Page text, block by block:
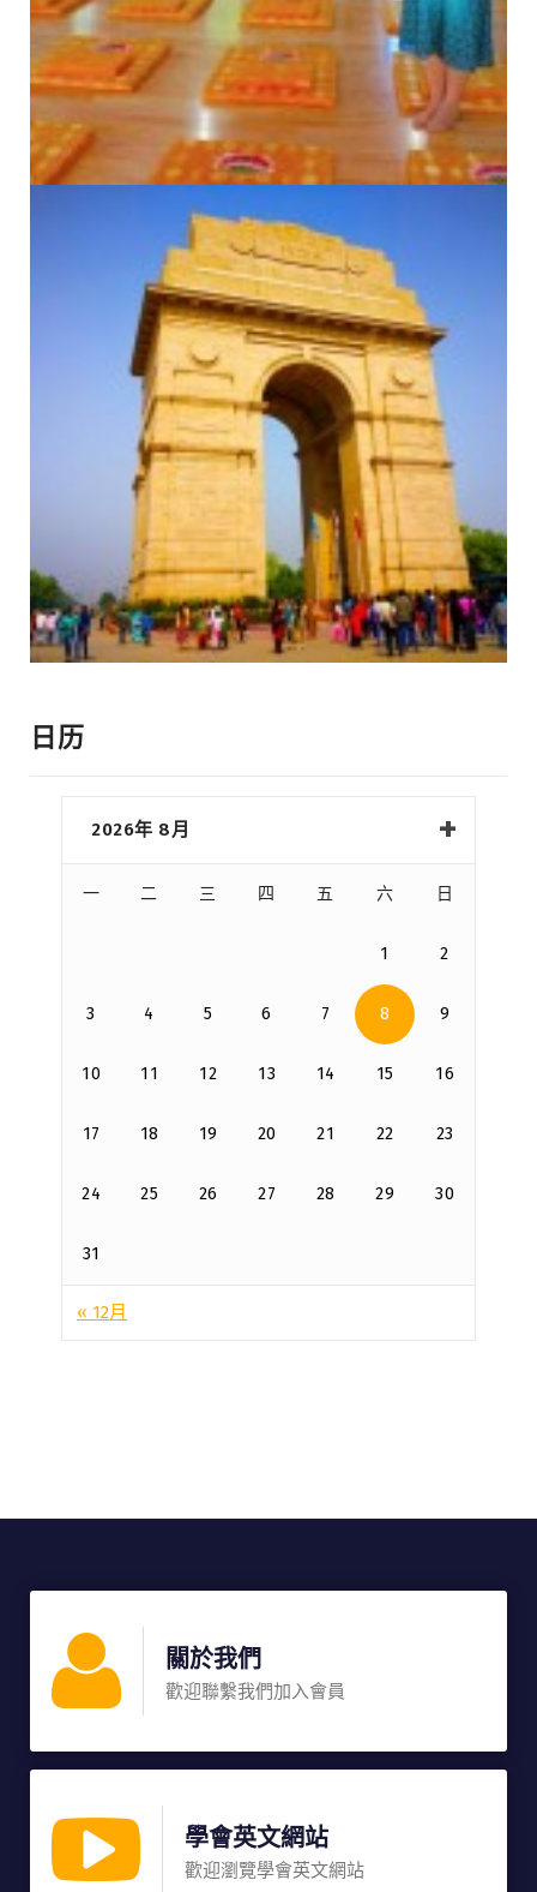
日历
2026年 8月
一 二 三 四 五 六 日
1 2
3 4 5 6 7 8 9
10 11 12 13 14 15 16
17 18 19 20 21 22 23
24 25 26 27 28 29 30
31
« 12月
關於我們
歡迎聯繫我們加入會員
學會英文網站
歡迎瀏覽學會英文網站